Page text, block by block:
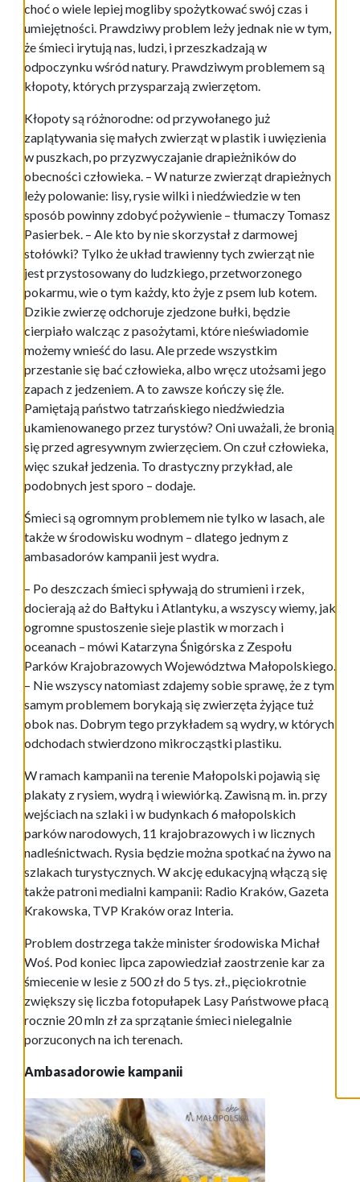
choć o wiele lepiej mogliby spożytkować swój czas i
umiejętności. Prawdziwy problem leży jednak nie w tym,
że śmieci irytują nas, ludzi, i przeszkadzają w
odpoczynku wśród natury. Prawdziwym problemem są
kłopoty, których przysparzają zwierzętom.
Kłopoty są różnorodne: od przywołanego już
zaplątywania się małych zwierząt w plastik i uwięzienia
w puszkach, po przyzwyczajanie drapieżników do
obecności człowieka. – W naturze zwierząt drapieżnych
leży polowanie: lisy, rysie wilki i niedźwiedzie w ten
sposób powinny zdobyć pożywienie – tłumaczy Tomasz
Pasierbek. – Ale kto by nie skorzystał z darmowej
stołówki? Tylko że układ trawienny tych zwierząt nie
jest przystosowany do ludzkiego, przetworzonego
pokarmu, wie o tym każdy, kto żyje z psem lub kotem.
Dzikie zwierzę odchoruje zjedzone bułki, będzie
cierpiało walcząc z pasożytami, które nieświadomie
możemy wnieść do lasu. Ale przede wszystkim
przestanie się bać człowieka, albo wręcz utożsami jego
zapach z jedzeniem. A to zawsze kończy się źle.
Pamiętają państwo tatrzańskiego niedźwiedzia
ukamienowanego przez turystów? Oni uważali, że bronią
się przed agresywnym zwierzęciem. On czuł człowieka,
więc szukał jedzenia. To drastyczny przykład, ale
podobnych jest sporo – dodaje.
Śmieci są ogromnym problemem nie tylko w lasach, ale
także w środowisku wodnym – dlatego jednym z
ambasadorów kampanii jest wydra.
– Po deszczach śmieci spływają do strumieni i rzek,
docierają aż do Bałtyku i Atlantyku, a wszyscy wiemy, jak
ogromne spustoszenie sieje plastik w morzach i
oceanach – mówi Katarzyna Śnigórska z Zespołu
Parków Krajobrazowych Województwa Małopolskiego.
– Nie wszyscy natomiast zdajemy sobie sprawę, że z tym
samym problemem borykają się zwierzęta żyjące tuż
obok nas. Dobrym tego przykładem są wydry, w których
odchodach stwierdzono mikrocząstki plastiku.
W ramach kampanii na terenie Małopolski pojawią się
plakaty z rysiem, wydrą i wiewiórką. Zawisną m. in. przy
wejściach na szlaki i w budynkach 6 małopolskich
parków narodowych, 11 krajobrazowych i w licznych
nadleśnictwach. Rysia będzie można spotkać na żywo na
szlakach turystycznych. W akcję edukacyjną włączą się
także patroni medialni kampanii: Radio Kraków, Gazeta
Krakowska, TVP Kraków oraz Interia.
Problem dostrzega także minister środowiska Michał
Woś. Pod koniec lipca zapowiedział zaostrzenie kar za
śmiecenie w lesie z 500 zł do 5 tys. zł., pięciokrotnie
zwiększy się liczba fotopułapek Lasy Państwowe płacą
rocznie 20 mln zł za sprzątanie śmieci nielegalnie
porzuconych na ich terenach.
Ambasadorowie kampanii